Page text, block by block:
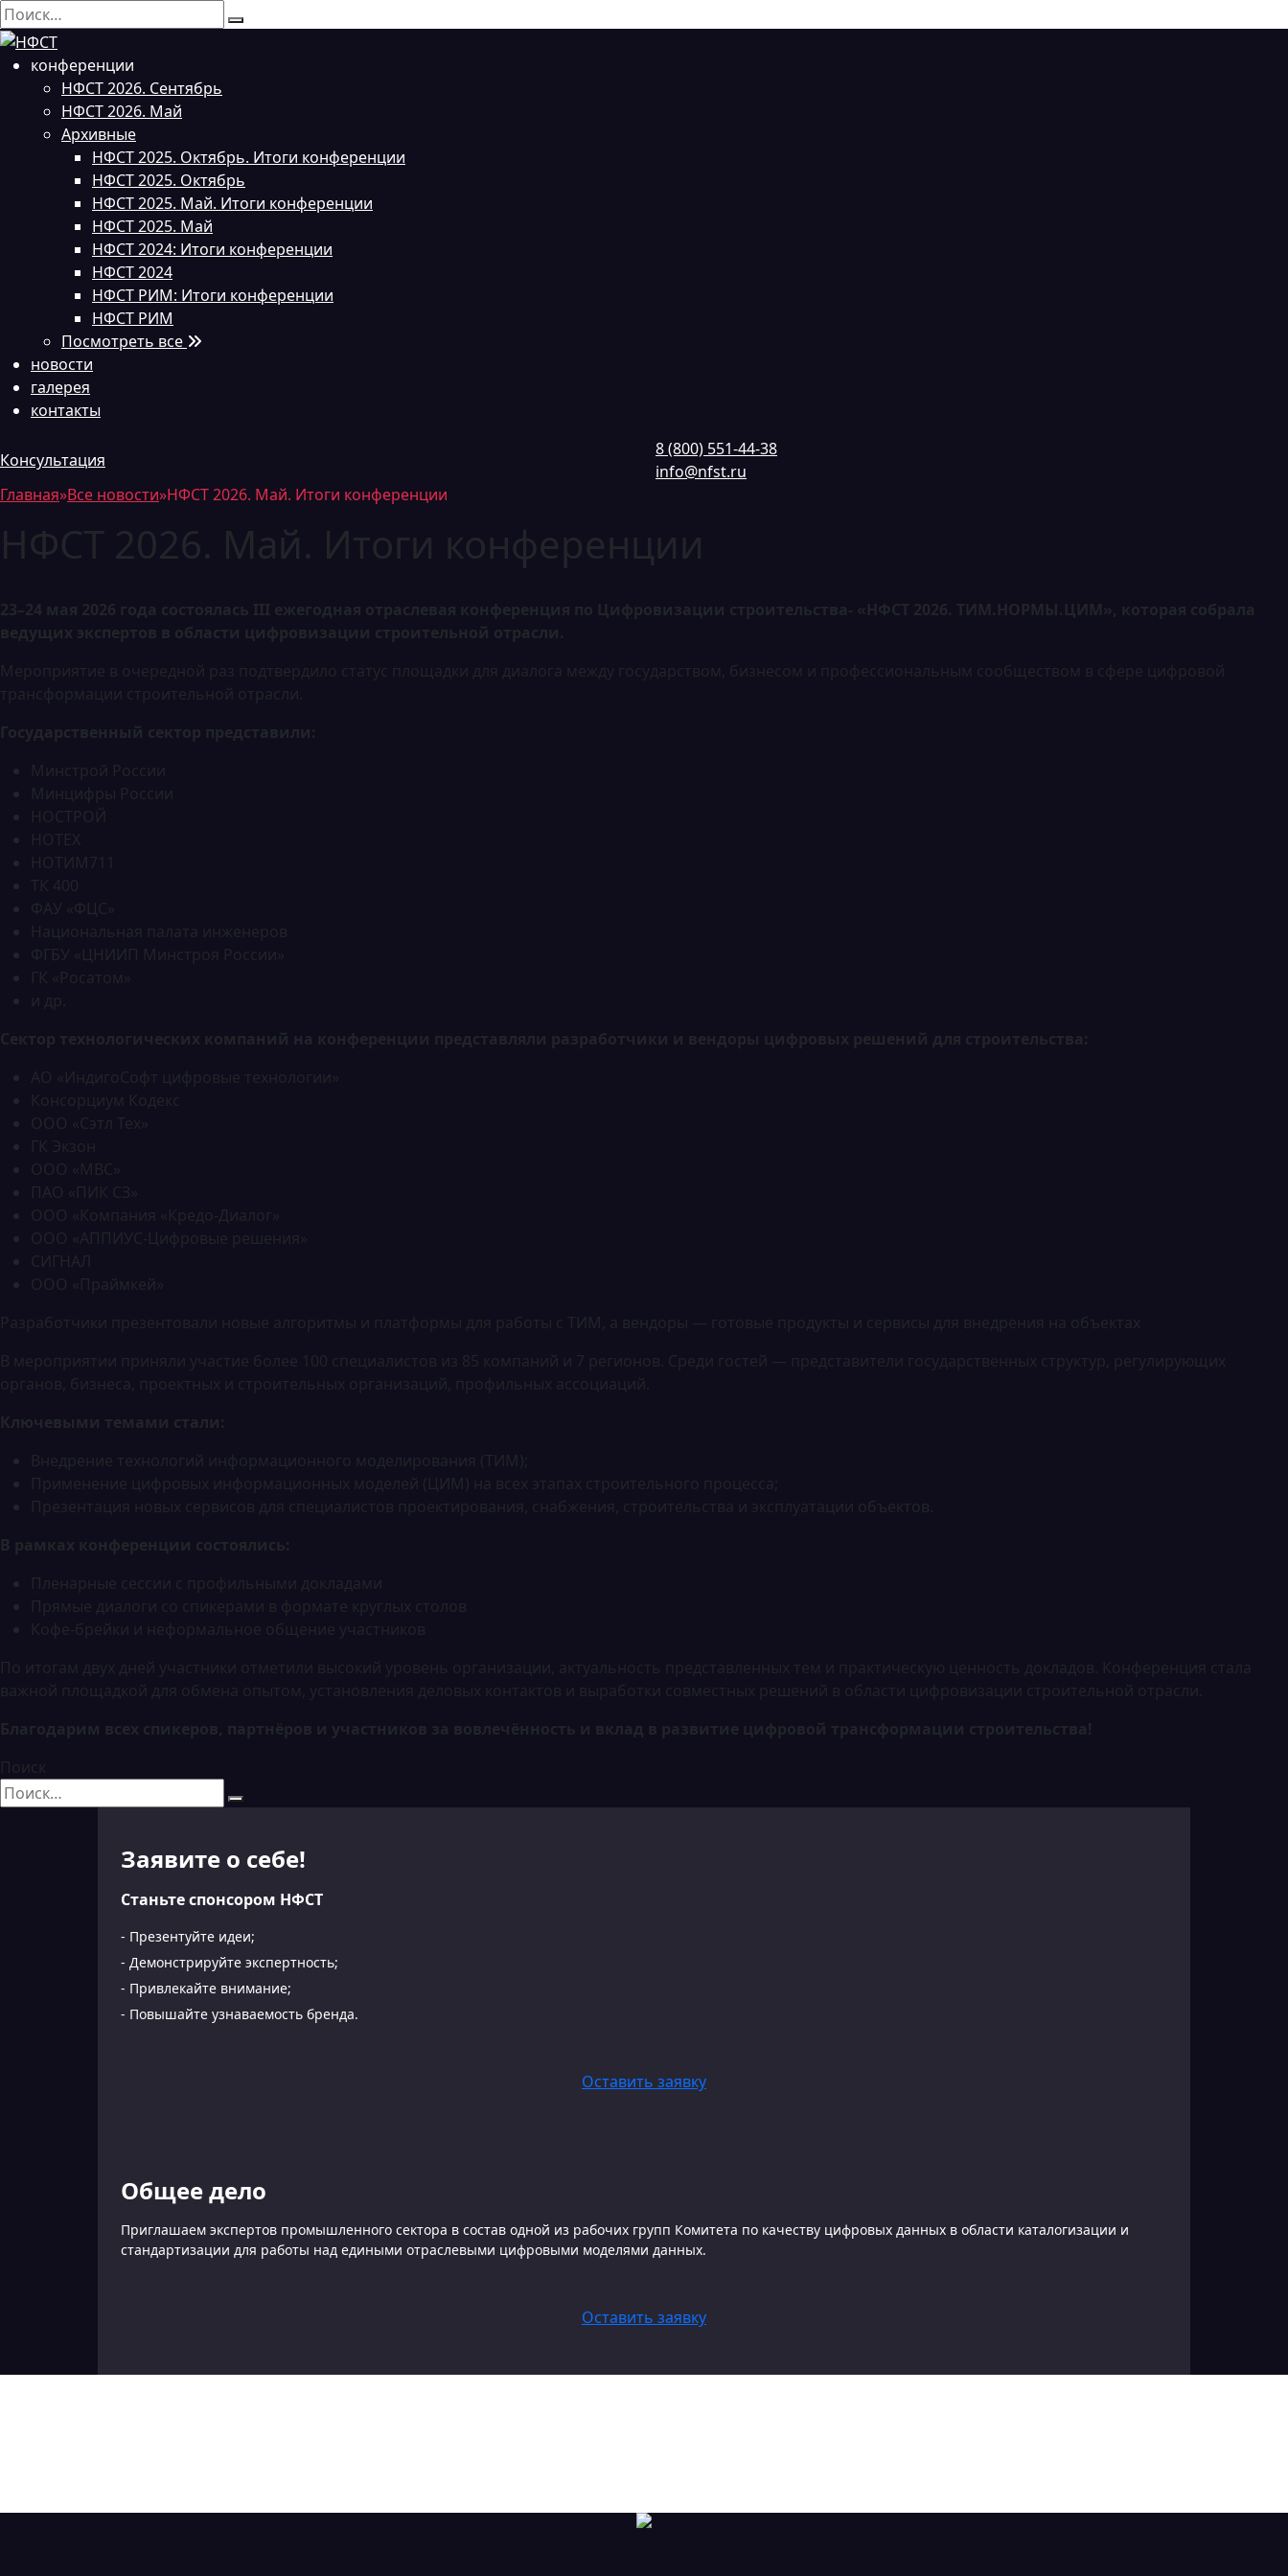
Перейти
к
содержанию
Search
for:
конференции
НФСТ 2026. Сентябрь
НФСТ 2026. Май
Архивные
НФСТ 2025. Октябрь. Итоги конференции
НФСТ 2025. Октябрь
НФСТ 2025. Май. Итоги конференции
НФСТ 2025. Май
НФСТ 2024: Итоги конференции
НФСТ 2024
НФСТ РИМ: Итоги конференции
НФСТ РИМ
Посмотреть все
новости
галерея
контакты
Консультация
8 (800) 551-44-38
info@nfst.ru
Главная»Все новости»НФСТ 2026. Май. Итоги конференции
НФСТ 2026. Май. Итоги конференции
23–24 мая 2026 года состоялась III ежегодная отраслевая конференция по Цифровизации строительства- «НФСТ 2026. ТИМ.НОРМЫ.ЦИМ», которая собрала
ведущих экспертов в области цифровизации строительной отрасли.
Мероприятие в очередной раз подтвердило статус площадки для диалога между государством, бизнесом и профессиональным сообществом в сфере цифровой
трансформации строительной отрасли.
Государственный сектор представили:
Минстрой России
Минцифры России
НОСТРОЙ
НОТЕХ
НОТИМ711
ТК 400
ФАУ «ФЦС»
Национальная палата инженеров
ФГБУ «ЦНИИП Минстроя России»
ГК «Росатом»
и др.
Сектор технологических компаний на конференции представляли разработчики и вендоры цифровых решений для строительства:
АО «ИндигоСофт цифровые технологии»
Консорциум Кодекс
ООО «Сэтл Тех»
ГК Экзон
ООО «МВС»
ПАО «ПИК СЗ»
ООО «Компания «Кредо-Диалог»
ООО «АППИУС-Цифровые решения»
СИГНАЛ
ООО «Праймкей»
Разработчики презентовали новые алгоритмы и платформы для работы с ТИМ, а вендоры — готовые продукты и сервисы для внедрения на объектах
В мероприятии приняли участие более 100 специалистов из 85 компаний и 7 регионов. Среди гостей — представители государственных структур, регулирующих
органов, бизнеса, проектных и строительных организаций, профильных ассоциаций.
Ключевыми темами стали:
Внедрение технологий информационного моделирования (ТИМ);
Применение цифровых информационных моделей (ЦИМ) на всех этапах строительного процесса;
Презентация новых сервисов для специалистов проектирования, снабжения, строительства и эксплуатации объектов.
В рамках конференции состоялись:
Пленарные сессии с профильными докладами
Прямые диалоги со спикерами в формате круглых столов
Кофе-брейки и неформальное общение участников
По итогам двух дней участники отметили высокий уровень организации, актуальность представленных тем и практическую ценность докладов. Конференция стала
важной площадкой для обмена опытом, установления деловых контактов и выработки совместных решений в области цифровизации строительной отрасли.
Благодарим всех спикеров, партнёров и участников за вовлечённость и вклад в развитие цифровой трансформации строительства!
Поиск
Search
for:
Заявите о себе!
Станьте спонсором НФСТ
- Презентуйте идеи;
- Демонстрируйте экспертность;
- Привлекайте внимание;
- Повышайте узнаваемость бренда.
Оставить заявку
Общее дело
Приглашаем экспертов промышленного сектора в состав одной из рабочих групп Комитета по качеству цифровых данных в области каталогизации и
стандартизации для работы над едиными отраслевыми цифровыми моделями данных.
Оставить заявку